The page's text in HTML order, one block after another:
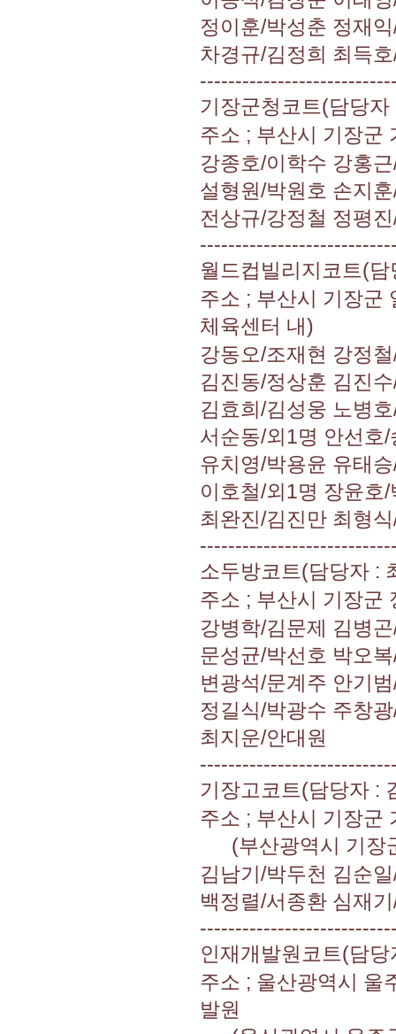
정이훈/박성춘 정재
차경규/김정희 최득
기장군청코트(담당
주소 ; 부산시 기장군
강종호/이학수 강홍
설형원/박원호 손지
전상규/강정철 정평
월드컵빌리지코트(
주소 ; 부산시 기장군
체육센터 내)
강동오/조재현 강정
김진동/정상훈 김진
김효희/김성웅 노병
서순동/외1명 안선호
유치영/박용윤 유태
이호철/외1명 장윤호
최완진/김진만 최형
소두방코트(담당자 :
주소 ; 부산시 기장군
강병학/김문제 김병
문성균/박선호 박오
변광석/문계주 안기
정길식/박광수 주창
최지운/안대원
기장고코트(담당자 :
주소 ; 부산시 기장군
(부산광역시 기장
김남기/박두천 김순
백정렬/서종환 심재
인재개발원코트(담
주소 ; 울산광역시 울
발원